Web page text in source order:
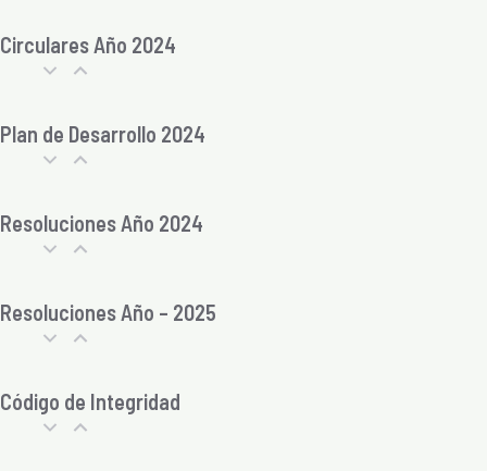
Circulares Año 2024
Plan de Desarrollo 2024
Resoluciones Año 2024
Resoluciones Año – 2025
Código de Integridad